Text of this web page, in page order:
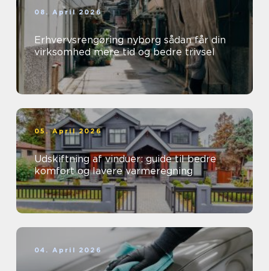
08. April 2026
Erhvervsrengøring nyborg sådan får din
virksomhed mere tid og bedre trivsel
05. April 2026
Udskiftning af vinduer: guide til bedre
komfort og lavere varmeregning
04. April 2026